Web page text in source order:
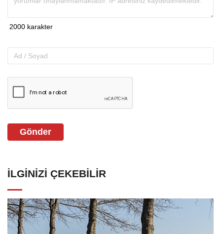
Gönder
İLGINIZI ÇEKEBILIR